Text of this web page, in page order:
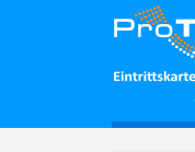
(11528) Filharmonia